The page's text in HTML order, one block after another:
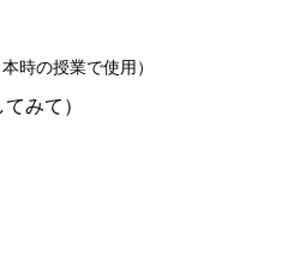
時の授業で使用）
みて）